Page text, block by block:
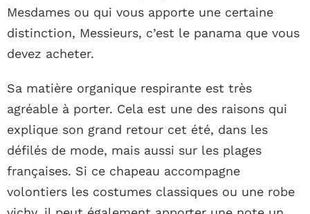
Mesdames ou qui vous apporte une certaine
distinction, Messieurs, c’est le panama que vous
devez acheter.
Sa matière organique respirante est très
agréable à porter. Cela est une des raisons qui
explique son grand retour cet été, dans les
défilés de mode, mais aussi sur les plages
françaises. Si ce chapeau accompagne
volontiers les costumes classiques ou une robe